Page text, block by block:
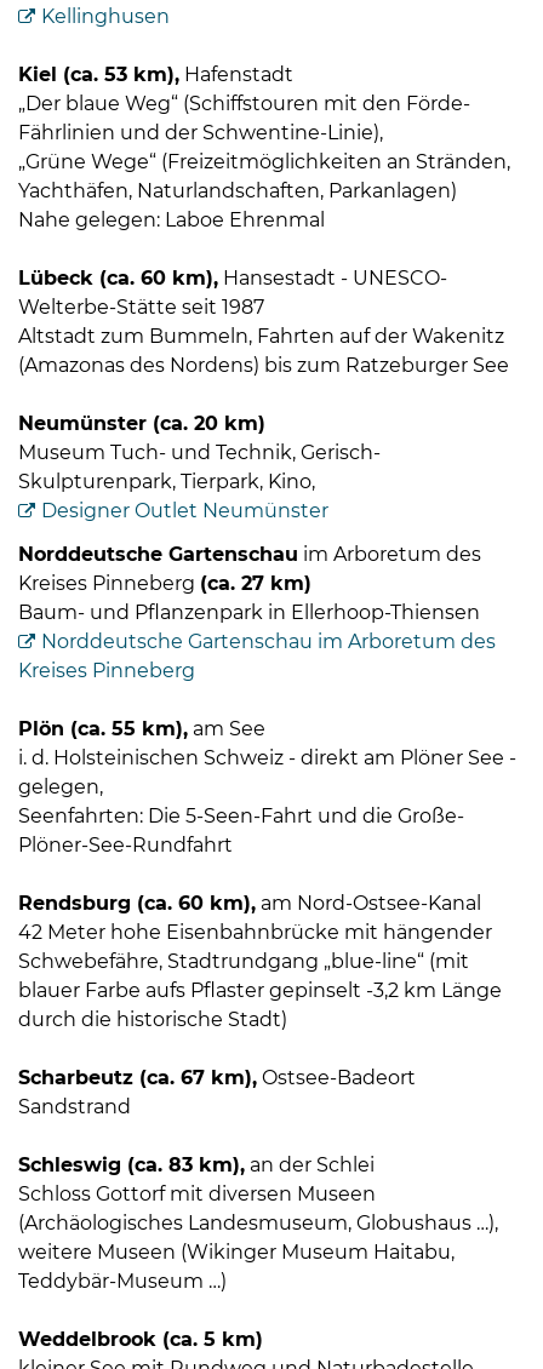
Kellinghusen
Kiel (ca. 53 km), Hafenstadt
„Der blaue Weg“ (Schiffstouren mit den Förde-
Fährlinien und der Schwentine-Linie),
„Grüne Wege“ (Freizeitmöglichkeiten an Stränden,
Yachthäfen, Naturlandschaften, Parkanlagen)
Nahe gelegen: Laboe Ehrenmal
Lübeck (ca. 60 km), Hansestadt - UNESCO-
Welterbe-Stätte seit 1987
Altstadt zum Bummeln, Fahrten auf der Wakenitz
(Amazonas des Nordens) bis zum Ratzeburger See
Neumünster (ca. 20 km)
Museum Tuch- und Technik, Gerisch-
Skulpturenpark, Tierpark, Kino,
Designer Outlet Neumünster
Norddeutsche Gartenschau im Arboretum des
Kreises Pinneberg (ca. 27 km)
Baum- und Pflanzenpark in Ellerhoop-Thiensen
Norddeutsche Gartenschau im Arboretum des
Kreises Pinneberg
Plön (ca. 55 km), am See
i. d. Holsteinischen Schweiz - direkt am Plöner See -
gelegen,
Seenfahrten: Die 5-Seen-Fahrt und die Große-
Plöner-See-Rundfahrt
Rendsburg (ca. 60 km), am Nord-Ostsee-Kanal
42 Meter hohe Eisenbahnbrücke mit hängender
Schwebefähre, Stadtrundgang „blue-line“ (mit
blauer Farbe aufs Pflaster gepinselt -3,2 km Länge
durch die historische Stadt)
Scharbeutz (ca. 67 km), Ostsee-Badeort
Sandstrand
Schleswig (ca. 83 km), an der Schlei
Schloss Gottorf mit diversen Museen
(Archäologisches Landesmuseum, Globushaus …),
weitere Museen (Wikinger Museum Haitabu,
Teddybär-Museum …)
Weddelbrook (ca. 5 km)